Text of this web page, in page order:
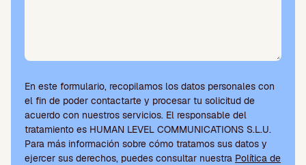
En este formulario, recopilamos los datos personales con
el fin de poder contactarte y procesar tu solicitud de
acuerdo con nuestros servicios. El responsable del
tratamiento es HUMAN LEVEL COMMUNICATIONS S.L.U.
Para más información sobre cómo tratamos sus datos y
ejercer sus derechos, puedes consultar nuestra Política de